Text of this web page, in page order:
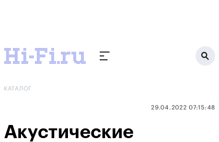
КАТАЛОГ
29.04.2022 07:15:48
Акустические